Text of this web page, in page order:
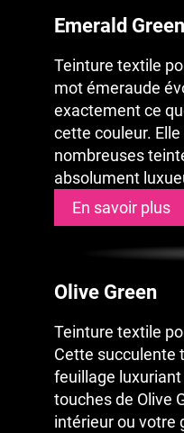
Emerald Green
Teinture textile
mot émeraude
exactement ce
cette couleur.
nombreuses
absolument
En savoir plus
Olive Green
Teinture textile
Cette succulente
feuillage
touches de Olive
intérieur ou votre